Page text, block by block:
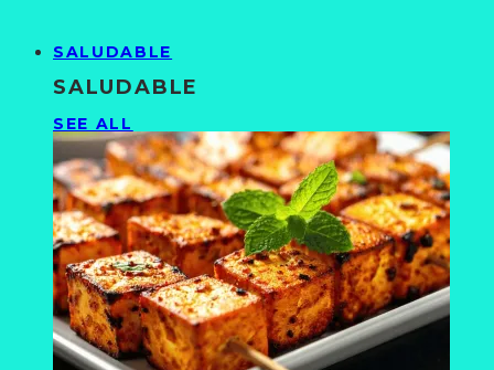
SALUDABLE
SALUDABLE
SEE ALL